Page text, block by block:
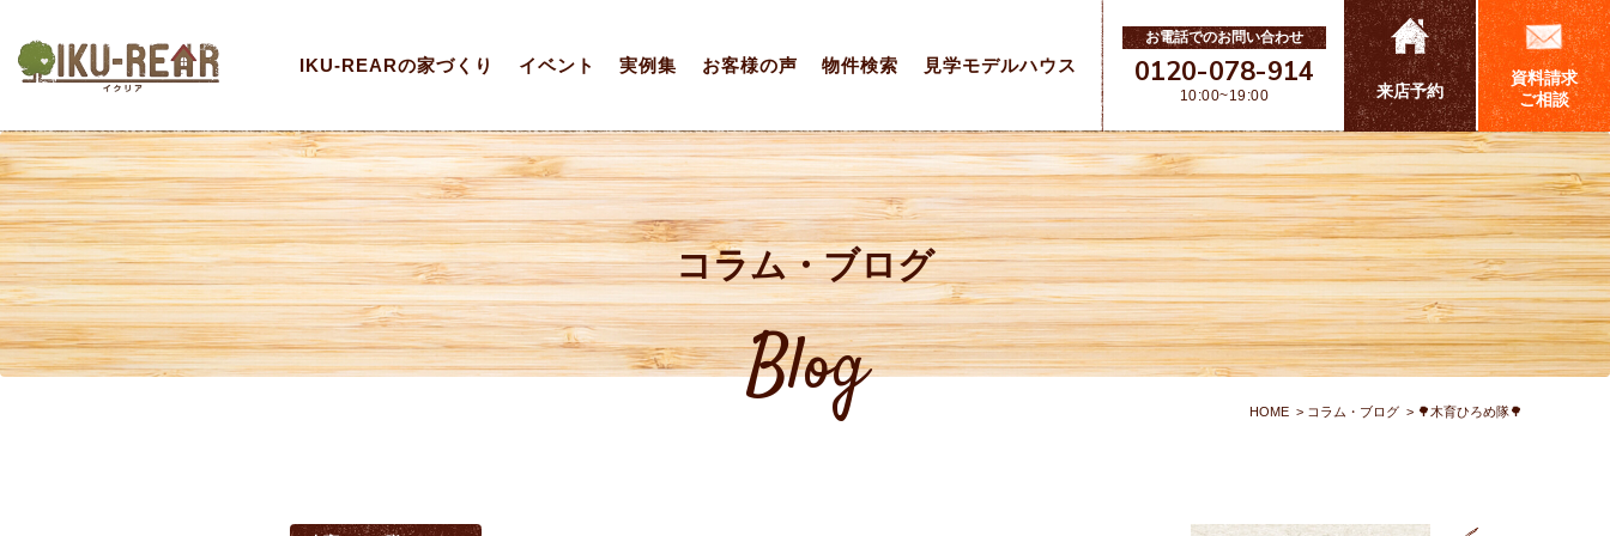
IKU-REARの家づくり イベント 実例集 お客様の声 物件検索 見学モデルハウス
お電話でのお問い合わせ
0120-078-914
10:00~19:00 来店予約
資料請求
ご相談
コラム・ブログ
Blog HOME コラム・ブログ 🌳木育ひろめ隊🌳